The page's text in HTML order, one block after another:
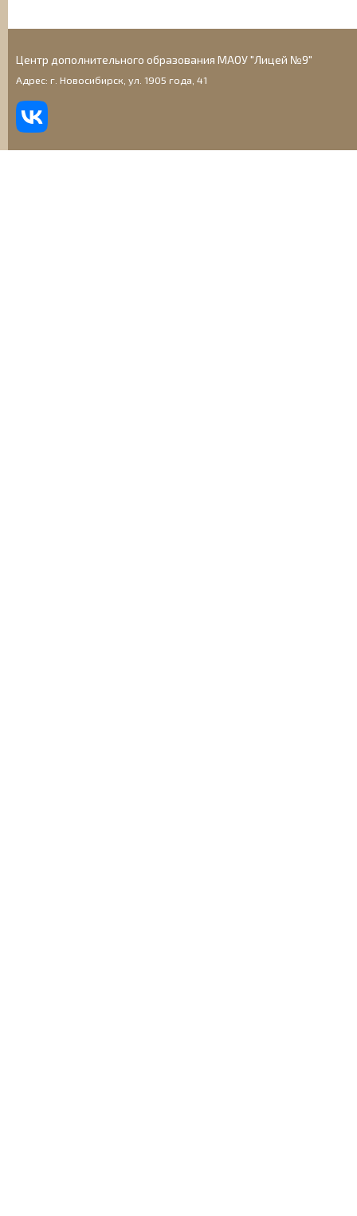
Центр дополнительного образования МАОУ "Лицей №9"
Адрес: г. Новосибирск, ул. 1905 года, 41